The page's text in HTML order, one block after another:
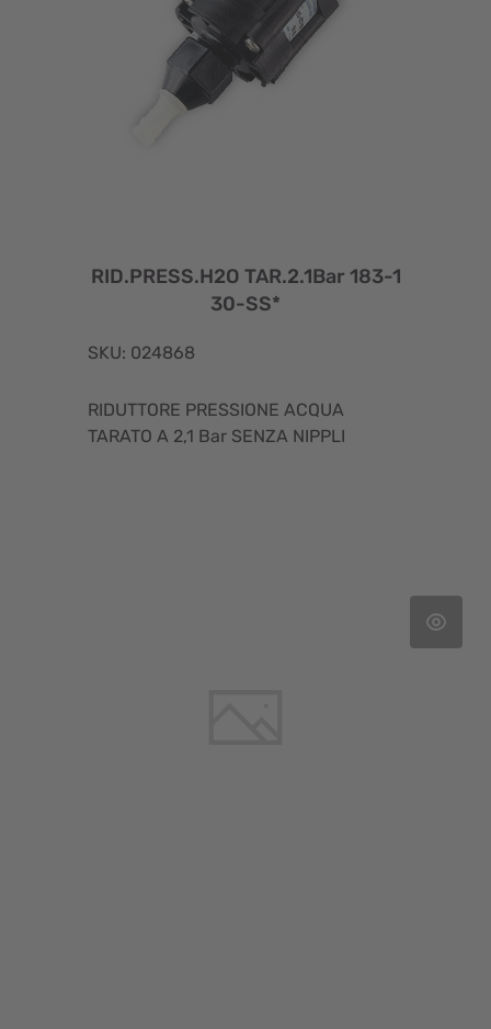
RID.PRESS.H2O TAR.2.1Bar 183-1
30-SS*
SKU: 024868
RIDUTTORE PRESSIONE ACQUA
TARATO A 2,1 Bar SENZA NIPPLI